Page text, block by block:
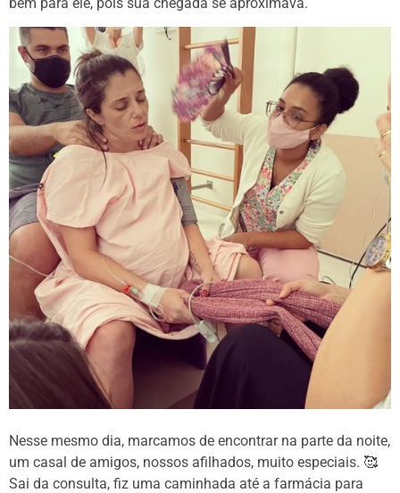
Nesse mesmo dia, marcamos de encontrar na parte da noite,
um casal de amigos, nossos afilhados, muito especiais. 🥰
Sai da consulta, fiz uma caminhada até a farmácia para